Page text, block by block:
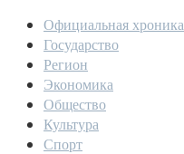
Официальная хроника
Государство
Регион
Экономика
Общество
Культура
Спорт